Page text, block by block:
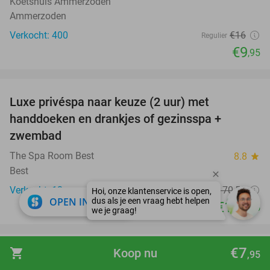
shopping_cart €7,95
Koop nu
Ammerzoden
Verkocht: 400
Regulier €16
€9,95
Luxe privéspa naar keuze (2 uur) met
handdoeken en drankjes of gezinsspa +
zwembad
The Spa Room Best 8.8 star
Best
Verkocht: 13
Regulier €170 ,50
€129,95
35%
Karten met augmented reality (3 x 15 min)
OPEN IN APP close